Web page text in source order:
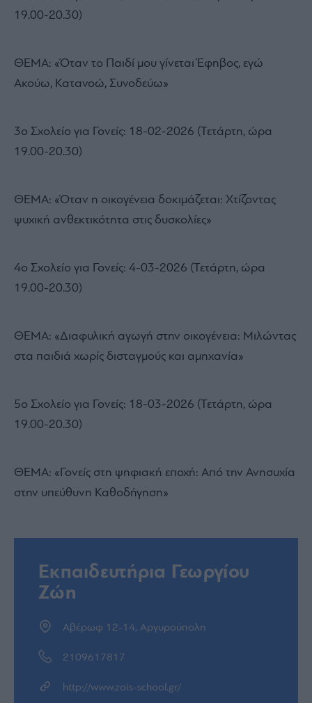
19.00-20.30)
ΘΕΜΑ: «Όταν το Παιδί μου γίνεται Έφηβος, εγώ
Ακούω, Κατανοώ, Συνοδεύω»
3ο Σχολείο για Γονείς: 18-02-2026 (Τετάρτη, ώρα
19.00-20.30)
ΘΕΜΑ: «Όταν η οικογένεια δοκιμάζεται: Χτίζοντας
ψυχική ανθεκτικότητα στις δυσκολίες»
4ο Σχολείο για Γονείς: 4-03-2026 (Τετάρτη, ώρα
19.00-20.30)
ΘΕΜΑ: «Διαφυλική αγωγή στην οικογένεια: Μιλώντας
στα παιδιά χωρίς δισταγμούς και αμηχανία»
5ο Σχολείο για Γονείς: 18-03-2026 (Τετάρτη, ώρα
19.00-20.30)
ΘΕΜΑ: «Γονείς στη ψηφιακή εποχή: Από την Ανησυχία
στην υπεύθυνη Καθοδήγηση»
Εκπαιδευτήρια Γεωργίου
Ζώη
Αβέρωφ 12-14, Αργυρούπολη
2109617817
http://www.zois-school.gr/